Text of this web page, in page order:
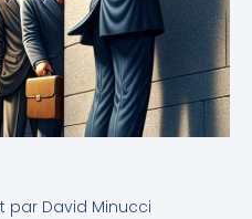
parDavid Minucci